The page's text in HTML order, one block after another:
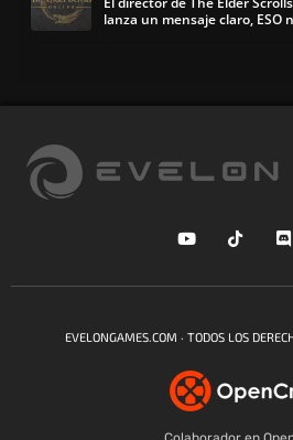
lanza un mensaje claro, ESO
EVELONGAMES.COM · TODOS LOS